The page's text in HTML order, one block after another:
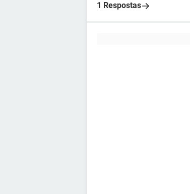
1 Respostas